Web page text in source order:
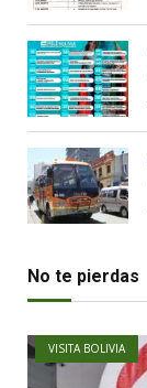
No te pierdas
VISITA BOLIVIA